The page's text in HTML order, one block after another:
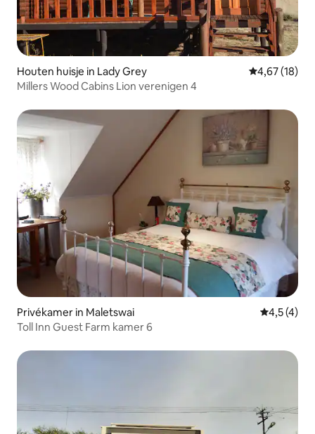
Houten huisje in Lady Grey Gemiddelde
4,67 (18)
Millers Wood Cabins Lion verenigen 4
Privékamer in Maletswai
4,5 (4)
Toll Inn Guest Farm kamer 6